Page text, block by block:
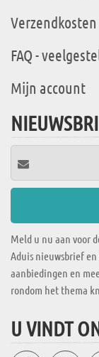
FAQ -
Mijn account
Meld u nu aan voor
Aduis nieuwsbrief
aanbiedingen en
rondom het thema
U VINDT